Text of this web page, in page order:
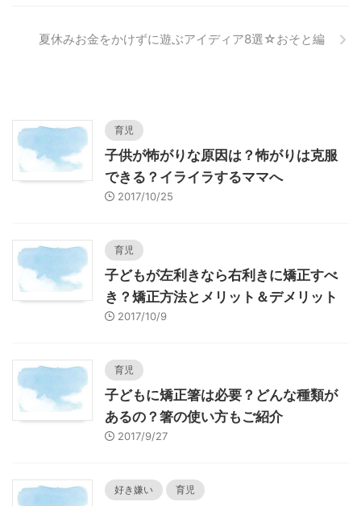
夏休みお金をかけずに遊ぶアイディア8選☆おそと編
育児
子供が怖がりな原因は？怖がりは克服
できる？イライラするママへ
2017/10/25
育児
子どもが左利きなら右利きに矯正すべ
き？矯正方法とメリット＆デメリット
2017/10/9
育児
子どもに矯正箸は必要？どんな種類が
あるの？箸の使い方もご紹介
2017/9/27
好き嫌い 育児